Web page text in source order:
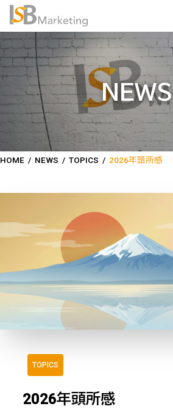
NEWS
HOME / NEWS / TOPICS / 2026年頭所感
TOPICS
2026年頭所感